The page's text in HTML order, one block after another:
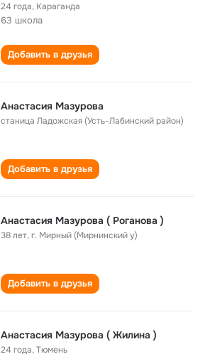
24 года, Караганда
63 школа
Добавить в друзья
Анастасия Мазурова
станица Ладожская (Усть-Лабинский район)
Добавить в друзья
Анастасия Мазурова ( Роганова )
38 лет,г. Мирный (Мирнинский у)
Добавить в друзья
Анастасия Мазурова ( Жилина )
24 года,Тюмень